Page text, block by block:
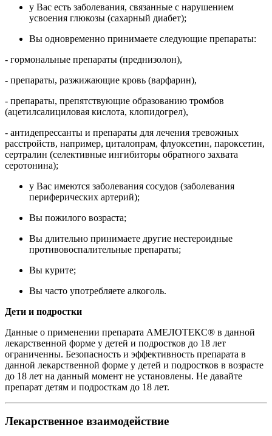
у Вас есть заболевания, связанные с нарушением
усвоения глюкозы (сахарный диабет);
Вы одновременно принимаете следующие препараты:
- гормональные препараты (преднизолон),
- препараты, разжижающие кровь (варфарин),
- препараты, препятствующие образованию тромбов
(ацетилсалициловая кислота, клопидогрел),
- антидепрессанты и препараты для лечения тревожных
расстройств, например, циталопрам, флуоксетин, пароксетин,
сертралин (селективные ингибиторы обратного захвата
серотонина);
у Вас имеются заболевания сосудов (заболевания
периферических артерий);
Вы пожилого возраста;
Вы длительно принимаете другие нестероидные
противовоспалительные препараты;
Вы курите;
Вы часто употребляете алкоголь.
Дети и подростки
Данные о применении препарата АМЕЛОТЕКС® в данной
лекарственной форме у детей и подростков до 18 лет
ограниченны. Безопасность и эффективность препарата в
данной лекарственной форме у детей и подростков в возрасте
до 18 лет на данный момент не установлены. Не давайте
препарат детям и подросткам до 18 лет.
Лекарственное взаимодействие